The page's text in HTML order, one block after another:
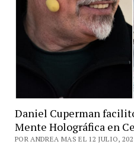
Daniel Cuperman
Mente Holográfica en
POR ANDREA MAS EL 12 JULIO,